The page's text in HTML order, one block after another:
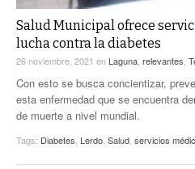
Salud Municipal ofrece
lucha contra la diabetes
26 noviembre, 2021 en Laguna relevantes
Con esto se busca concientizar,
esta enfermedad que se encuentra
de muerte a nivel mundial.
Tags: Diabetes Lerdo Salud servicios